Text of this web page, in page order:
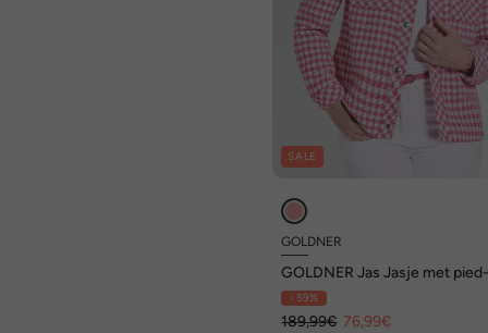
SALE
GOLDNER
GOLDNER Jas Jasje met
poule-patroon
- 59%
189,99€ 76,99€